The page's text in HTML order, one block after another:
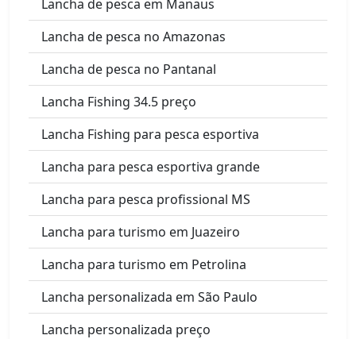
Lancha de pesca em Manaus
Lancha de pesca no Amazonas
Lancha de pesca no Pantanal
Lancha Fishing 34.5 preço
Lancha Fishing para pesca esportiva
Lancha para pesca esportiva grande
Lancha para pesca profissional MS
Lancha para turismo em Juazeiro
Lancha para turismo em Petrolina
Lancha personalizada em São Paulo
Lancha personalizada preço